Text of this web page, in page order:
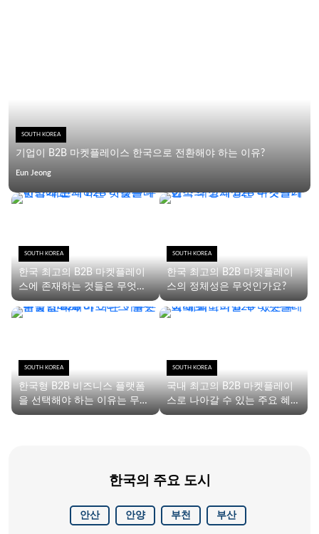
제 걱정을 자기 것처럼 여겨준 지원 직원들에게 모든 감사
를 표합니다. 이제 결실을 맺는 여정으로 가는 길이 꽤 분
명해 보이니 주저하지 않고 성공할 것입니다. 우리는
TradeKey를 최대한 활용해 더 많은 고객을 확보하고, 우리
번영할 미래를 위한 자리를 찾았고 여러분도 같은 경험을
SOUTH KOREA
기업이 B2B 마켓플레이스 한국으로 전환해야 하는 이유?
Eun Jeong
SOUTH KOREA
한국 최고의 B2B 마켓플레이
스에 존재하는 것들은 무엇인
가요?
SOUTH KOREA
한국형 B2B 비즈니스 플랫폼
을 선택해야 하는 이유는 무엇
입니까?
SOUTH KOREA
한국 최고의 B2B 마켓플레이
스의 정체성은 무엇인가요?
SOUTH KOREA
국내 최고의 B2B 마켓플레이
스로 나아갈 수 있는 주요 혜
택
한국의 주요 도시
안산 안양 부천 부산